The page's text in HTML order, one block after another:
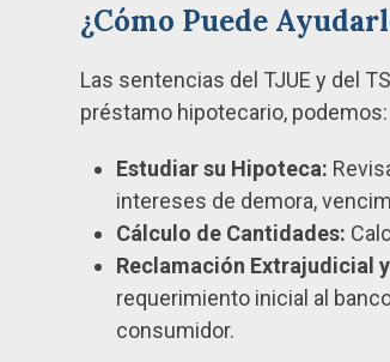
¿Cómo Puede
Las sentencias del TJUE y del
préstamo hipotecario, podemos:
Estudiar su Hipoteca:
intereses de demora,
Cálculo de Cantidades:
Reclamación Extrajudicial
requerimiento inicial al
consumidor.